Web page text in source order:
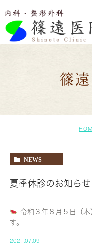
篠
NEWS
夏季休診のお知らせ
令和３年８月５日（
す。
2021.07.09